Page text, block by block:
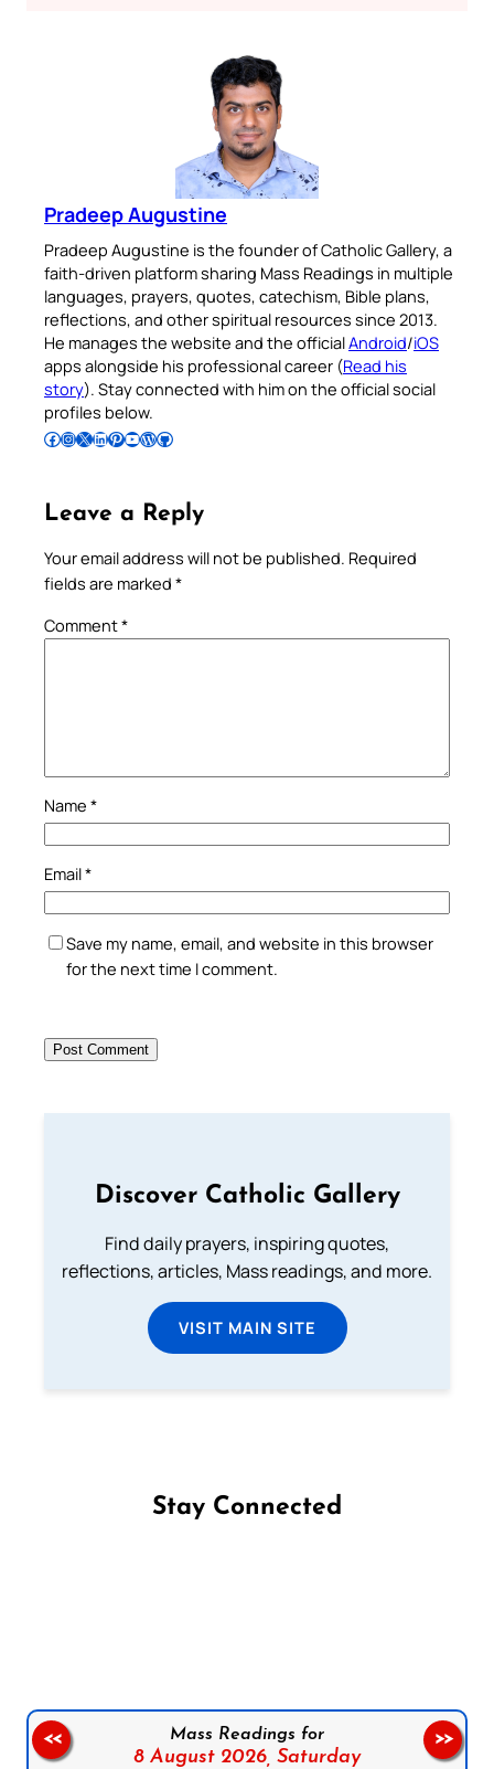
Pradeep Augustine
Pradeep Augustine is the founder of Catholic Gallery, a
faith-driven platform sharing Mass Readings in multiple
languages, prayers, quotes, catechism, Bible plans,
reflections, and other spiritual resources since 2013.
He manages the website and the officialAndroid/iOS
apps alongside his professional career (Read his
story). Stay connected with him on the official social
profiles below.
Follow Pradeep on Facebook Follow Pradeep on InstagramFollow Pradeep on X Follow Pradeep on LinkedIn Follow Pradeep on Pinterest Subscribe to Pradeep’s Youtube Channel Follow Pradeep on WordPress Follow Pradeep on GitHub
Leave a Reply
Your email address will not be published. Required
fields are marked *
Comment*
Name *
Email*
Save my name, email, and website in this browser
for the next time I comment.
Discover Catholic Gallery
Find daily prayers, inspiring quotes,
reflections, articles, Mass readings, and more.
VISIT MAIN SITE
Stay Connected
Mass Readings for
8 August 2026, Saturday
<< >>